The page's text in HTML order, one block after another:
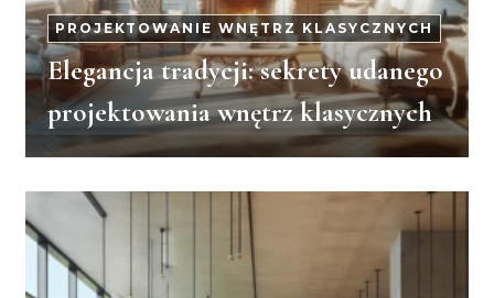
PROJEKTOWANIE WNĘTRZ KLASYCZNYCH
Elegancja tradycji: sekrety udanego
projektowania wnętrz klasycznych